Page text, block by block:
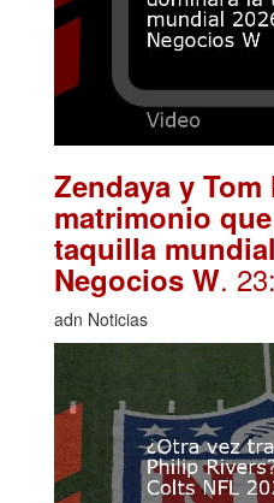
Zendaya y
matrimonio
taquilla
Negocios W.
adn Noticias